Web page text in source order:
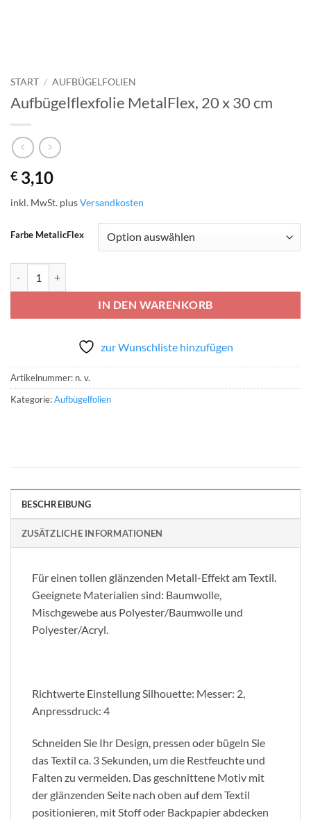
START / AUFBÜGELFOLIEN
Aufbügelflexfolie MetalFlex, 20 x 30 cm
€ 3,10
inkl. MwSt. plusVersandkosten
Farbe MetalicFlex
IN DEN WARENKORB
zur Wunschliste hinzufügen
Artikelnummer: n. v.
Kategorie:Aufbügelfolien
BESCHREIBUNG
ZUSÄTZLICHE INFORMATIONEN
Für einen tollen glänzenden Metall-Effekt am Textil.
Geeignete Materialien sind: Baumwolle,
Mischgewebe aus Polyester/Baumwolle und
Polyester/Acryl.
Richtwerte Einstellung Silhouette: Messer: 2,
Anpressdruck: 4
Schneiden Sie Ihr Design, pressen oder bügeln Sie
das Textil ca. 3 Sekunden, um die Restfeuchte und
Falten zu vermeiden. Das geschnittene Motiv mit
der glänzenden Seite nach oben auf dem Textil
positionieren, mit Stoff oder Backpapier abdecken